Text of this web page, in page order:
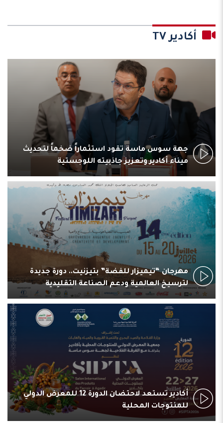
أكادير TV
جهة سوس ماسة تقود استثماراً ضخماً لتحديث
ميناء أكادير وتعزيز جاذبيته اللوجستية
مهرجان “تيميزار للفضة” بتيزنيت.. دورة جديدة
لترسيخ العالمية ودعم الصناعة التقليدية
أكادير تستعد لاحتضان الدورة 12 للمعرض الدولي
للمنتوجات المحلية